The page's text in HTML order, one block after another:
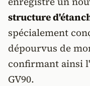
structure
spécialement
dépourvus de
confirmant ainsi
GV90.